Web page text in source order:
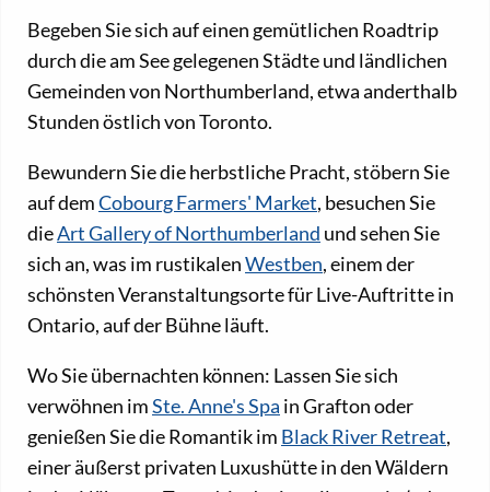
Begeben Sie sich auf einen gemütlichen Roadtrip
durch die am See gelegenen Städte und ländlichen
Gemeinden von Northumberland, etwa anderthalb
Stunden östlich von Toronto.
Bewundern Sie die herbstliche Pracht, stöbern Sie
auf demCobourg Farmers' Market, besuchen Sie
dieArt Gallery of Northumberland und sehen Sie
sich an, was im rustikalenWestben, einem der
schönsten Veranstaltungsorte für Live-Auftritte in
Ontario, auf der Bühne läuft.
Wo Sie übernachten können: Lassen Sie sich
verwöhnen imSte. Anne's Spa in Grafton oder
genießen Sie die Romantik im Black River Retreat,
einer äußerst privaten Luxushütte in den Wäldern